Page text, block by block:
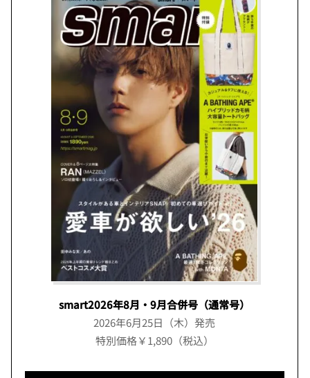
smart2026年8月・9月合併号（通常号）
2026年6月25日（木）発売
特別価格￥1,890（税込）